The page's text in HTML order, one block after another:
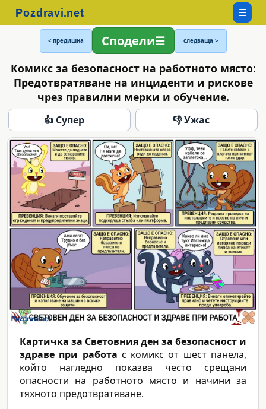
☰
< предишна Сподели следваща >
Комикс за безопасност на работното място:
Предотвратяване на инциденти и рискове
чрез правилни мерки и обучение.
👍 Супер 👎 Ужас
Картичка за Световния ден за безопасност и
здраве при работа с комикс от шест панела,
който нагледно показва често срещани
опасности на работното място и начини за
тяхното предотвратяване.